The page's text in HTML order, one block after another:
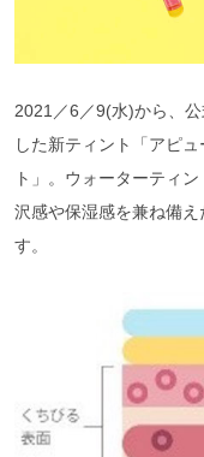
2021／6／9(水)から、
した新ティント「アピ
ト」。ウォーターティ
沢感や保湿感を兼ね備
す。